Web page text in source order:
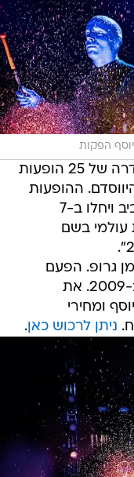
הפקות
בקיץ הקרוב יגיעו בלו מן גרופ לסדרה של 25 הופעות
25 שנה להיווסדם. ההופעות
שיתקיימו בהיכל התרבות בתל-אביב ויחלו ב-7
עולמי בשם
גרופ. הפעם
האחרונה (והראשונה) התקיימה ב-2009. את
ומחירי
ניתן לרכוש כאן.